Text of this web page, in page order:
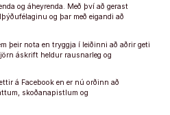
og áheyrenda. Með því að gerast
og þar með eigandi að
þeir nota en tryggja í leiðinni að aðrir geti
áskrift heldur rausnarleg og
á Facebook en er nú orðinn að
skoðanapistlum og